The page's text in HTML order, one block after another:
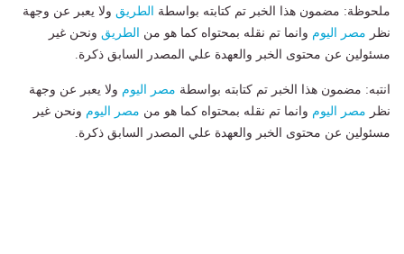
ملحوظة: مضمون هذا الخبر تم كتابته بواسطة الطريق ولا يعبر عن وجهة
نظر مصر اليوم وانما تم نقله بمحتواه كما هو من الطريق ونحن غير
مسئولين عن محتوى الخبر والعهدة علي المصدر السابق ذكرة.
انتبه: مضمون هذا الخبر تم كتابته بواسطة مصر اليوم ولا يعبر عن وجهة
نظر مصر اليوم وانما تم نقله بمحتواه كما هو من مصر اليوم ونحن غير
مسئولين عن محتوى الخبر والعهدة علي المصدر السابق ذكرة.